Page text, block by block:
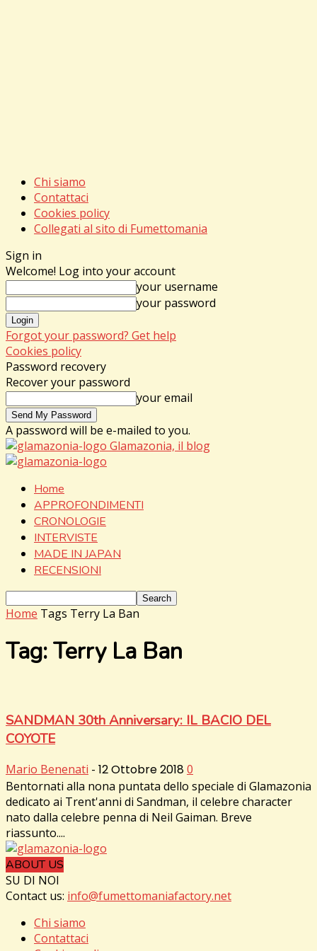
Chi siamo
Contattaci
Cookies policy
Collegati al sito di Fumettomania
Sign in
Welcome! Log into your account
your username
your password
Forgot your password? Get help
Cookies policy
Password recovery
Recover your password
your email
A password will be e-mailed to you.
Glamazonia, il blog
Home
APPROFONDIMENTI
CRONOLOGIE
INTERVISTE
MADE IN JAPAN
RECENSIONI
Home Tags Terry La Ban
Tag: Terry La Ban
SANDMAN 30th Anniversary: IL BACIO DEL
COYOTE
Mario Benenati - 12 Ottobre 20180
Bentornati alla nona puntata dello speciale di Glamazonia
dedicato ai Trent'anni di Sandman, il celebre character
nato dalla celebre penna di Neil Gaiman. Breve
riassunto....
ABOUT US
SU DI NOI
Contact us: info@fumettomaniafactory.net
Chi siamo
Contattaci